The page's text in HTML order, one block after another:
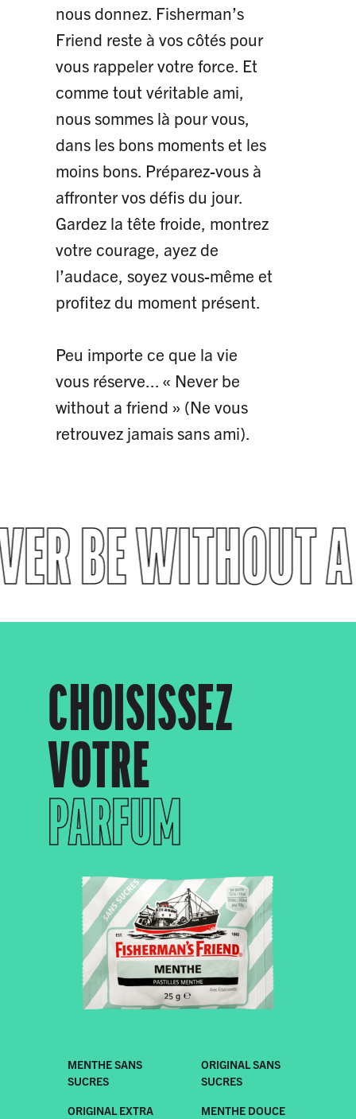
nous donnez. Fisherman’s
Friend reste à vos côtés pour
vous rappeler votre force. Et
comme tout véritable ami,
nous sommes là pour vous,
dans les bons moments et les
moins bons. Préparez-vous à
affronter vos défis du jour.
Gardez la tête froide, montrez
votre courage, ayez de
l’audace, soyez vous-même et
profitez du moment présent.
Peu importe ce que la vie
vous réserve... « Never be
without a friend » (Ne vous
retrouvez jamais sans ami).
BE WITHOUT
CHOISISSEZ
VOTRE
PARFUM
MENTHE SANS
SUCRES
ORIGINAL SANS
SUCRES
ORIGINAL EXTRA
MENTHE DOUCE